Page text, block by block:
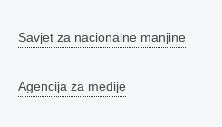
Savjet za nacionalne manjine
Agencija za medije